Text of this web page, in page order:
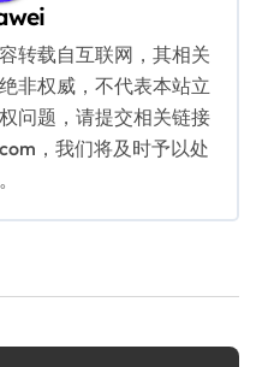
转载自互联网，其相关
非权威，不代表本站立
问题，请提交相关链接
，我们将及时予以处